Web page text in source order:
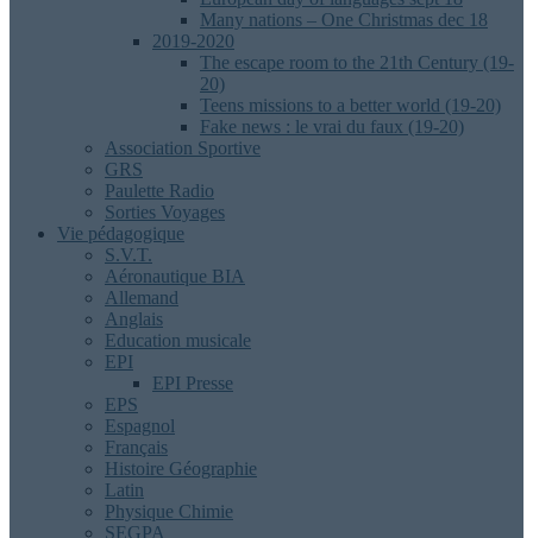
Many nations – One Christmas dec 18
2019-2020
The escape room to the 21th Century (19-
20)
Teens missions to a better world (19-20)
Fake news : le vrai du faux (19-20)
Association Sportive
GRS
Paulette Radio
Sorties Voyages
Vie pédagogique
S.V.T.
Aéronautique BIA
Allemand
Anglais
Education musicale
EPI
EPI Presse
EPS
Espagnol
Français
Histoire Géographie
Latin
Physique Chimie
SEGPA